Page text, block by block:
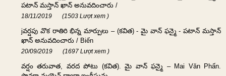
పటాన్ మస్తాన్ ఖాన్ అనువదించారు /
18/11/2019 (1503 Lượt xem )
jవర్షపు వొక రాతిరి భిన్న మార్పులు – (కవిత) - మై వాన్ ఫన్మై - పటాన్ మస్తాన్
ఖాన్ అనువదించారు / Biến
20/09/2019 (1697 Lượt xem )
వర్షం తరువాత, వరద పోటు (కవిత). మై వాన్ ఫన్మై – Mai Văn Phấn.